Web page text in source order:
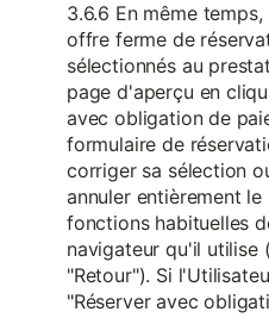
3.6.6 En même
offre ferme de
sélectionnés au
page d'aperçu en
avec obligation de
formulaire de
corriger sa sélection
annuler entièrement
fonctions habituelles
navigateur qu'il utilise
"Retour"). Si
"Réserver avec